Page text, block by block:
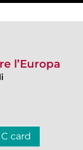
l’Europa
card